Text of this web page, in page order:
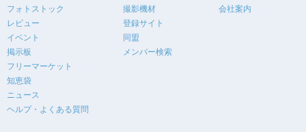
フォトストック
レビュー
イベント
掲示板
フリーマーケット
知恵袋
ニュース
ヘルプ・よくある質問
撮影機材
登録サイト
同盟
メンバー検索
会社案内